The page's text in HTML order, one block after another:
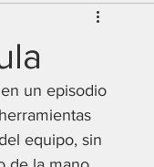
contrahistoria
un episodio
equipo, sin